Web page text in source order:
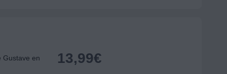
Gustave en
13,99€